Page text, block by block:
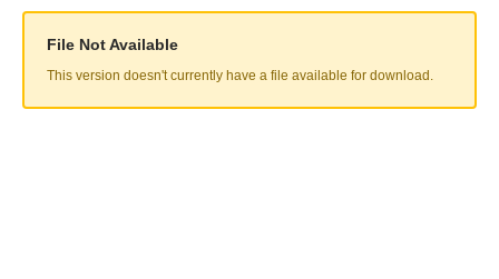
File Not Available
This version doesn't currently have a file available for download.